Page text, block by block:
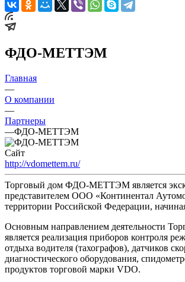
ФДО-МЕТТЭМ
Главная
—
О компании
—
Партнеры
—ФДО-МЕТТЭМ
Сайт
http://vdomettem.ru/
Торговый дом ФДО-МЕТТЭМ является
представителем ООО «Континентал
территории Российской Федерации,
Основным направлением деятельности
является реализация приборов контроля
отдыха водителя (тахографов), датчиков
диагностического оборудования,
продуктов торговой марки VDO.